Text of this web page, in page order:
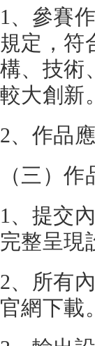
1、參賽
規定，符
構、技術
較大創新。
2、作品
（三）
1、提交
完整呈現
2、所有
官網下載。